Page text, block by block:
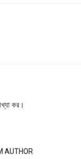
কর।
AUTHOR